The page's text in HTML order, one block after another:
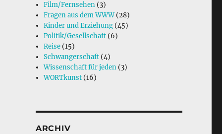
Film/Fernsehen (3)
Fragen aus dem WWW(28)
Kinder und Erziehung (45)
Politik/Gesellschaft (6)
Reise (15)
Schwangerschaft (4)
Wissenschaft für jeden (3)
WORTkunst (16)
ARCHIV